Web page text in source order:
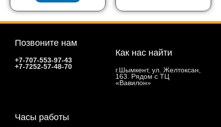
Позвоните нам
+7-707-553-97-43
+7-7252-57-48-70
Как нас найти
г.Шымкент, ул. Желтоксан,
163. Рядом с ТЦ
«Вавилон»
Часы работы